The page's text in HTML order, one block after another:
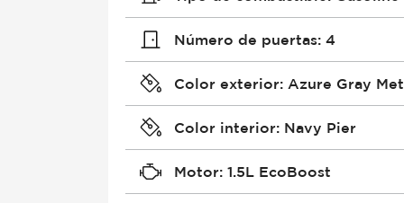
Número de puertas: 4
Color exterior: Azure Gray
Color interior: Navy Pier
Motor: 1.5L EcoBoost